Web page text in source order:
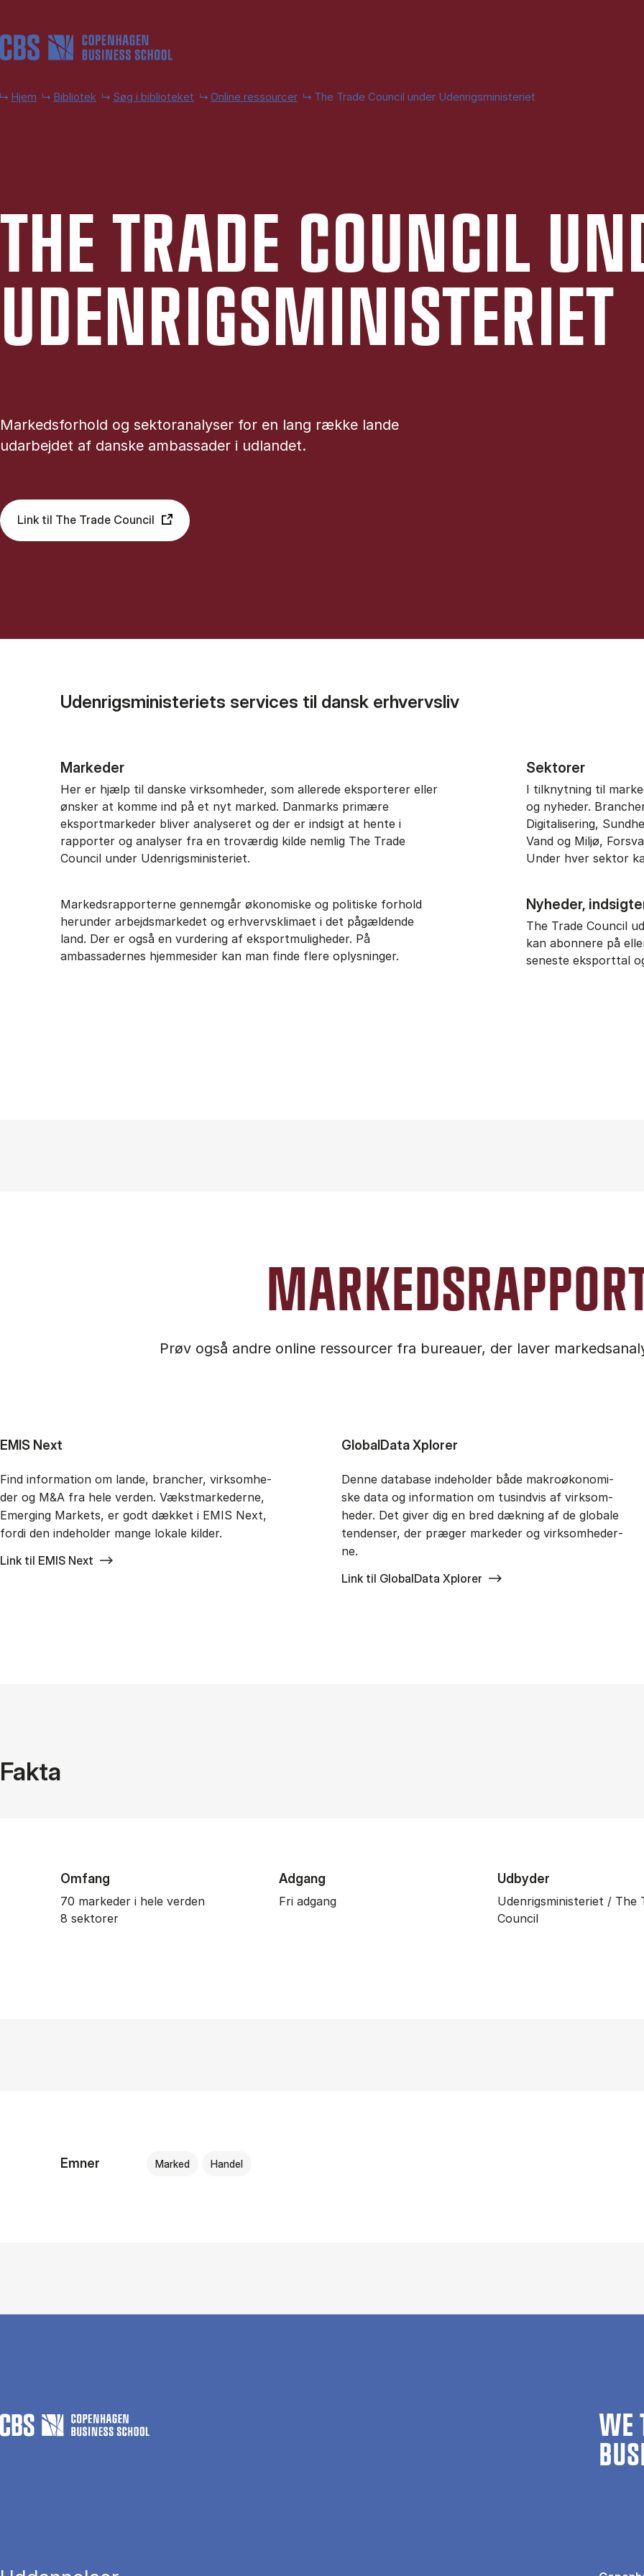
Hjem Bibliotek Søg i biblioteket Online ressourcer The Trade Council under Udenrigsministeriet
THE TRA­DE CO­UN­CIL
UDEN­RIGS­MI­NI­STE­RI­ET
Markedsforhold og sektoranalyser for en lang række lande
udarbejdet af danske ambassader i udlandet.
Link til The Trade Council
Udenrigsministeriets services til dansk erhvervsliv
Markeder
Her er hjælp til danske virksomheder, som allerede eksporterer eller
ønsker at komme ind på et nyt marked. Danmarks primære
eksportmarkeder bliver analyseret og der er indsigt at hente i
rapporter og analyser fra en troværdig kilde nemlig The Trade
Council under Udenrigsministeriet.
Markedsrapporterne gennemgår økonomiske og politiske forhold
herunder arbejdsmarkedet og erhvervsklimaet i det pågældende
land. Der er også en vurdering af eksportmuligheder. På
ambassadernes hjemmesider kan man finde flere oplysninger.
Sektorer
I tilknytning til
og nyheder.
Digitalisering,
Vand og Miljø,
Under hver sektor
Nyheder,
The Trade Council
kan abonnere på
seneste eksporttal
Prøv også andre online ressourcer fra bureauer, der laver
EMIS Next
Find in­for­ma­tion om lan­de, bran­cher, virk­som­he­
der og M&A fra hele ver­den. Vækst­mar­ke­der­ne,
Emer­ging Mar­kets, er godt dæk­ket i EMIS Next,
for­di den in­de­hol­der man­ge lo­ka­le kil­der.
Link til EMIS Next
GlobalData Xplorer
Den­ne da­ta­ba­se in­de­hol­der både ma­kroø­ko­no­mi­
ske data og in­for­ma­tion om tu­sind­vis af virk­som­
he­der. Det gi­ver dig en bred dæk­ning af de glo­ba­le
ten­den­ser, der præ­ger mar­ke­der og virk­som­he­der­
ne.
Link til GlobalData Xplorer
Fakta
Omfang
70 markeder i hele verden
8 sektorer
Adgang
Fri adgang
Udbyder
Udenrigsministeriet / The
Council
Emner Marked Handel
WE